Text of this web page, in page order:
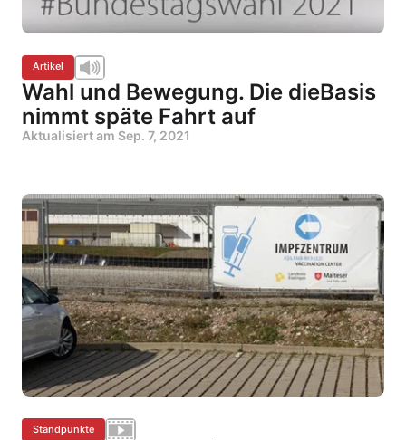
Artikel
Wahl und Bewegung. Die dieBasis
nimmt späte Fahrt auf
Aktualisiert am Sep. 7, 2021
Standpunkte